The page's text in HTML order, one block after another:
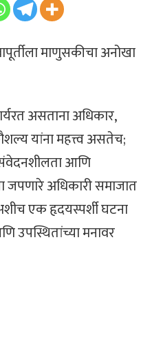
माणुसकीचा अनोखा
असताना अधिकार,
यांना महत्त्व असतेच;
आणि
जपणारे अधिकारी समाजात
एक हृदयस्पर्शी घटना
मनावर